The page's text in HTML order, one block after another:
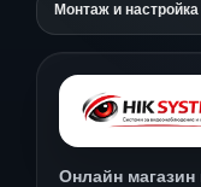
Монтаж и настройка
Онлайн магазин